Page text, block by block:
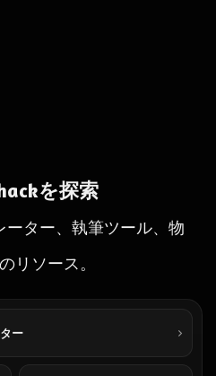
を探索
ーター、執筆ツール、物
リソース。
ー